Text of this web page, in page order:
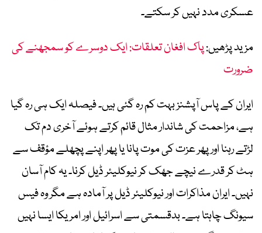
عسکری مدد نہیں کر سکتے۔
مزید پڑھیں:پاک افغان تعلقات: ایک دوسرے کو سمجھنے کی
ضرورت
ایران کے پاس آپشنز بہت کم رہ گئی ہیں۔ فیصلہ ایک ہی رہ گیا
ہے، مزاحمت کی شاندار مثال قائم کرتے ہوئے آخری دم تک
لڑتے رہنا اور پھر عزت کی موت پانا یا پھر اپنے پچھلے مؤقف سے
ہٹ کر قدرے نیچے جھک کر نیوکلیئر ڈیل کرنا۔ یہ کام آسان
نہیں۔ ایران مذاکرات اور نیوکلیئر ڈیل پر آمادہ ہے مگر وہ فیس
سیونگ چاہتا ہے۔ بدقسمتی سے اسرائیل اور امریکا ایسا نہیں